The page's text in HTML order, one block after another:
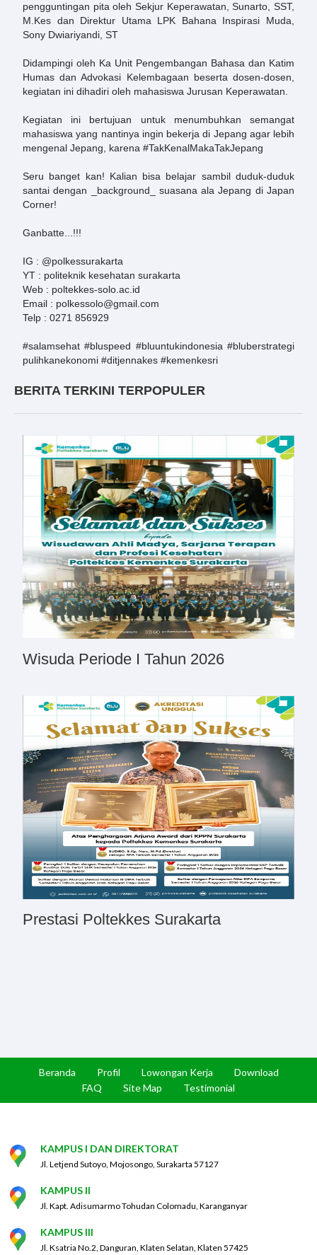
pengguntingan pita oleh Sekjur Keperawatan, Sunarto, SST,
M.Kes dan Direktur Utama LPK Bahana Inspirasi Muda,
Sony Dwiariyandi, ST
Didampingi oleh Ka Unit Pengembangan Bahasa dan Katim
Humas dan Advokasi Kelembagaan beserta dosen-dosen,
kegiatan ini dihadiri oleh mahasiswa Jurusan Keperawatan.
Kegiatan ini bertujuan untuk menumbuhkan semangat
mahasiswa yang nantinya ingin bekerja di Jepang agar lebih
mengenal Jepang, karena #TakKenalMakaTakJepang
Seru banget kan! Kalian bisa belajar sambil duduk-duduk
santai dengan _background_ suasana ala Jepang di Japan
Corner!
Ganbatte...!!!
IG : @polkessurakarta
YT : politeknik kesehatan surakarta
Web : poltekkes-solo.ac.id
Email : polkessolo@gmail.com
Telp : 0271 856929
#salamsehat #bluspeed #bluuntukindonesia #bluberstrategi
pulihkanekonomi #ditjennakes #kemenkesri
BERITA TERKINI TERPOPULER
Wisuda Periode I Tahun 2026
Prestasi Poltekkes Surakarta
Beranda Profil Lowongan Kerja
Download
FAQ
Site Map Testimonial
KAMPUS I DAN DIREKTORAT
Jl. Letjend Sutoyo, Mojosongo, Surakarta 57127
KAMPUS II
Jl. Kapt. Adisumarmo Tohudan Colomadu, Karanganyar
KAMPUS III
Jl. Ksatria No.2, Danguran, Klaten Selatan, Klaten 57425